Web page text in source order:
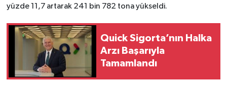
yüzde 11,7 artarak 241 bin 782 tona yükseldi.
Quick Sigorta’nın Halka
Arzı Başarıyla
Tamamlandı